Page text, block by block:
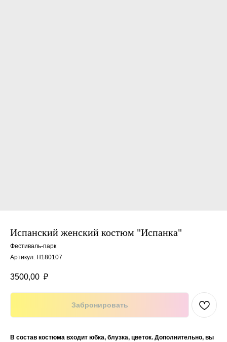
Испанский женский костюм "Испанка"
Фестиваль-парк
Артикул: Н180107
3500,00 ₽
Забронировать
В состав костюма входит юбка, блузка, цветок. Дополнительно, вы